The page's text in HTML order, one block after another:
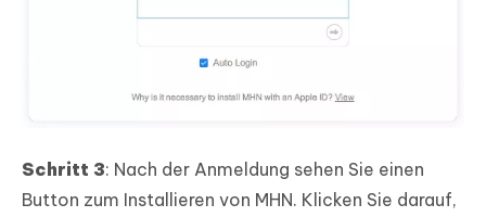
Schritt 3: Nach der Anmeldung sehen Sie einen
Button zum Installieren von MHN. Klicken Sie darauf,